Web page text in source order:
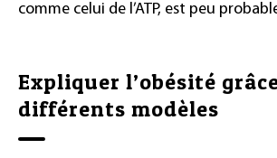
comme celui de l’ATP, est peu
Expliquer l’obésité
différents modèles